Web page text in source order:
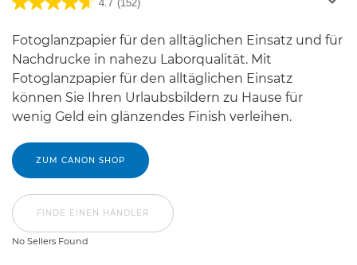
4.7 (152)
Fotoglanzpapier für den alltäglichen Einsatz und für
Nachdrucke in nahezu Laborqualität. Mit
Fotoglanzpapier für den alltäglichen Einsatz
können Sie Ihren Urlaubsbildern zu Hause für
wenig Geld ein glänzendes Finish verleihen.
ZUM CANON SHOP
FINDE EINEN HÄNDLER
No Sellers Found